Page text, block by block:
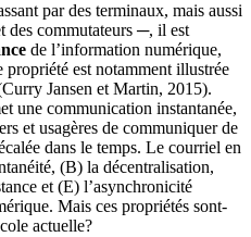
par des terminaux, mais aussi
des commutateurs ─, il est
de l’information numérique,
propriété est notamment illustrée
Jansen et Martin, 2015).
une communication instantanée,
et usagères de communiquer de
dans le temps. Le courriel en
(B) la décentralisation,
et (E) l’asynchronicité
Mais ces propriétés sont-
actuelle?